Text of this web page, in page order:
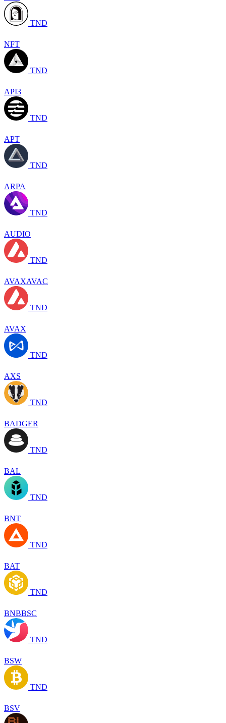
TND
NFT
TND
API3
TND
APT
TND
ARPA
TND
AUDIO
TND
AVAXAVAC
TND
AVAX
TND
AXS
TND
BADGER
TND
BAL
TND
BNT
TND
BAT
TND
BNBBSC
TND
BSW
TND
BSV